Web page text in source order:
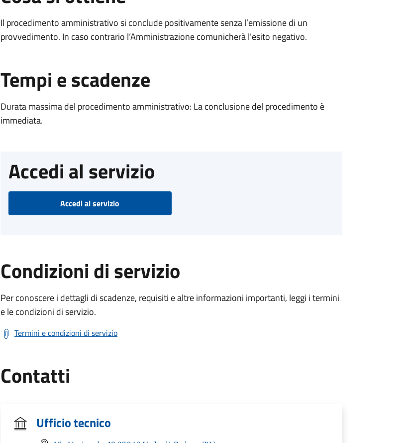
Il procedimento amministrativo si conclude positivamente senza l’emissione di un
provvedimento. In caso contrario l’Amministrazione comunicherà l’esito negativo.
Tempi e scadenze
Durata massima del procedimento amministrativo: La conclusione del procedimento è
immediata.
Accedi al servizio
Accedi al servizio
Condizioni di servizio
Per conoscere i dettagli di scadenze, requisiti e altre informazioni importanti, leggi i termini
e le condizioni di servizio.
Termini e condizioni di servizio
Contatti
Ufficio tecnico